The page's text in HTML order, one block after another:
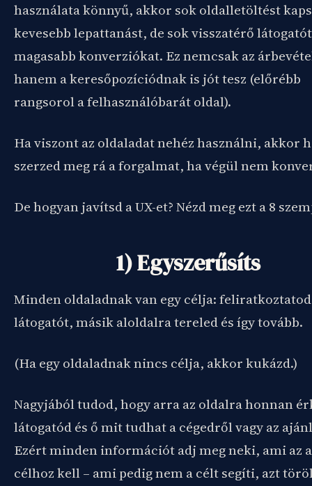
használata könnyű, akkor sok oldalletöltést
kevesebb lepattanást, de sok visszatérő
magasabb konverziókat. Ez nemcsak az
hanem a keresőpozíciódnak is jót tesz (előrébb
rangsorol a felhasználóbarát oldal).
Ha viszont az oldaladat nehéz használni, akkor
szerzed meg rá a forgalmat, ha végül nem
De hogyan javítsd a UX-et? Nézd meg ezt a 8
1) Egyszerűsíts
Minden oldaladnak van egy célja:
látogatót, másik aloldalra tereled és így tovább.
(Ha egy oldaladnak nincs célja, akkor kukázd.)
Nagyjából tudod, hogy arra az oldalra honnan
látogatód és ő mit tudhat a cégedről vagy az
Ezért minden információt adj meg neki, ami az
célhoz kell – ami pedig nem a célt segíti, azt